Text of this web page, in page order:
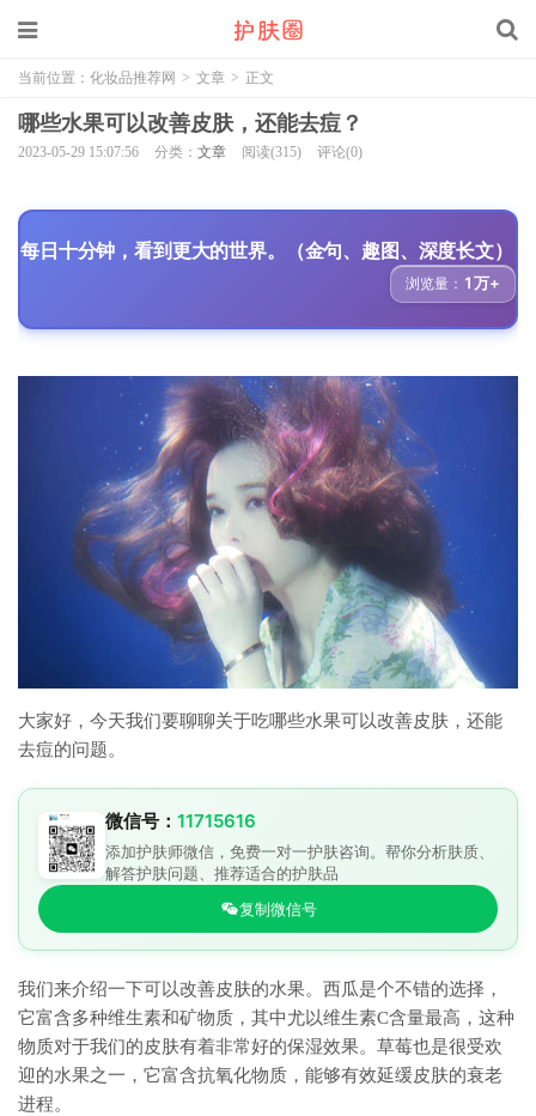
当前位置： 化妆品推荐网 > 文章 > 正文
哪些水果可以改善皮肤，还能去痘？
2023-05-29 15:07:56 分类： 文章 阅读(315) 评论(0)
每日十分钟，看到更大的世界。（金句、趣图、深度长文）
浏览量： 1万+
大家好，今天我们要聊聊关于吃哪些水果可以改善皮肤，还能
去痘的问题。
微信号： 11715616
添加护肤师微信，免费一对一护肤咨询。帮你分析肤质、
解答护肤问题、推荐适合的护肤品
复制微信号
我们来介绍一下可以改善皮肤的水果。西瓜是个不错的选择，
它富含多种维生素和矿物质，其中尤以维生素C含量最高，这种
物质对于我们的皮肤有着非常好的保湿效果。草莓也是很受欢
迎的水果之一，它富含抗氧化物质，能够有效延缓皮肤的衰老
进程。